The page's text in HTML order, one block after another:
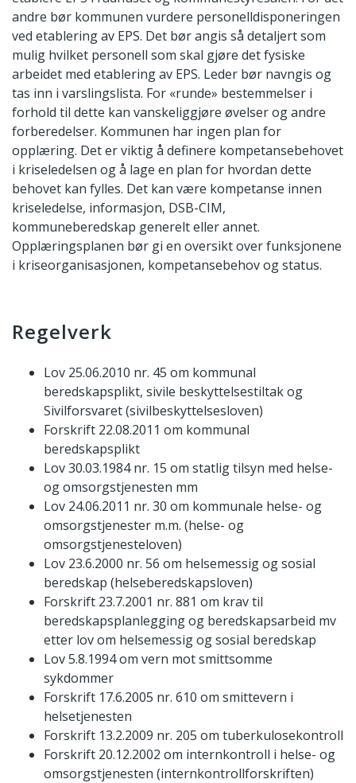
andre bør kommunen vurdere personelldisponeringen
ved etablering av EPS. Det bør angis så detaljert som
mulig hvilket personell som skal gjøre det fysiske
arbeidet med etablering av EPS. Leder bør navngis og
tas inn i varslingslista. For «runde» bestemmelser i
forhold til dette kan vanskeliggjøre øvelser og andre
forberedelser. Kommunen har ingen plan for
opplæring. Det er viktig å definere kompetansebehovet
i kriseledelsen og å lage en plan for hvordan dette
behovet kan fylles. Det kan være kompetanse innen
kriseledelse, informasjon, DSB-CIM,
kommuneberedskap generelt eller annet.
Opplæringsplanen bør gi en oversikt over funksjonene
i kriseorganisasjonen, kompetansebehov og status.
Regelverk
Lov 25.06.2010 nr. 45 om kommunal
beredskapsplikt, sivile beskyttelsestiltak og
Sivilforsvaret (sivilbeskyttelsesloven)
Forskrift 22.08.2011 om kommunal
beredskapsplikt
Lov 30.03.1984 nr. 15 om statlig tilsyn med helse-
og omsorgstjenesten mm
Lov 24.06.2011 nr. 30 om kommunale helse- og
omsorgstjenester m.m. (helse- og
omsorgstjenesteloven)
Lov 23.6.2000 nr. 56 om helsemessig og sosial
beredskap (helseberedskapsloven)
Forskrift 23.7.2001 nr. 881 om krav til
beredskapsplanlegging og beredskapsarbeid mv
etter lov om helsemessig og sosial beredskap
Lov 5.8.1994 om vern mot smittsomme
sykdommer
Forskrift 17.6.2005 nr. 610 om smittevern i
helsetjenesten
Forskrift 13.2.2009 nr. 205 om tuberkulosekontroll
Forskrift 20.12.2002 om internkontroll i helse- og
omsorgstjenesten (internkontrollforskriften)